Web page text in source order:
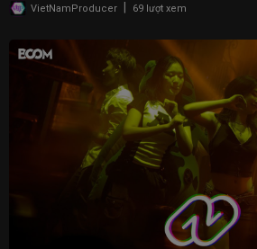
VietNamProducer 69 lượt xem